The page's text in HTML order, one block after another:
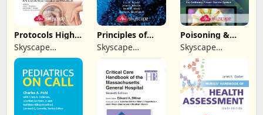
Protocols High-
Risk Pregnancy
Skyscape
Medpresso Inc
Principles of
Neural Science
Skyscape
Medpresso Inc
Poisoning &
Drug Overdose
Info
Skyscape
Medpresso Inc